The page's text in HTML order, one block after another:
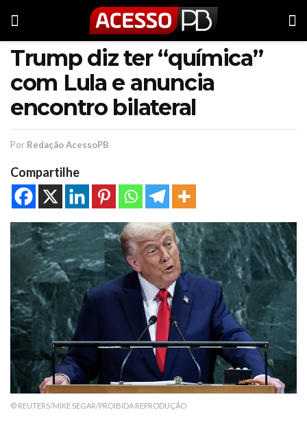
Trump diz ter “química”
com Lula e anuncia
encontro bilateral
Por Redação AcessoPB
Compartilhe
© REUTERS/MIKE SEGAR/PROIBIDA REPRODUÇÃO